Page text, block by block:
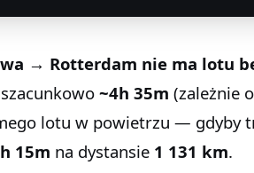
→ Rotterdam nie ma lotu
~4h 35m (zależnie
lotu w powietrzu — gdyby
15m na dystansie 1 131 km.